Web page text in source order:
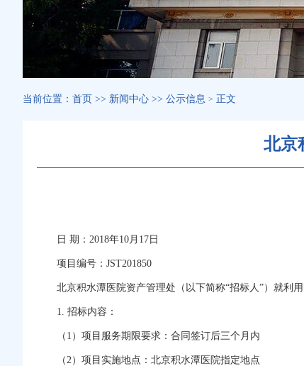
当前位置： 首页 >> 新闻中心 >> 公示信息 > 正文
北京
日 期：2018年10月17日
项目编号：JST201850
北京积水潭医院资产管理处（以下简称“招标人”）就利
1. 招标内容：
（1）项目服务期限要求：合同签订后三个月内
（2）项目实施地点：北京积水潭医院指定地点